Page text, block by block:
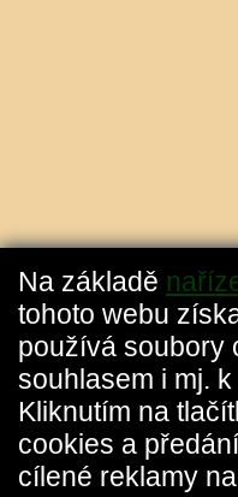
Na základě
tohoto webu
používá soubory
souhlasem i mj.
Kliknutím na
cookies a
cílené reklamy